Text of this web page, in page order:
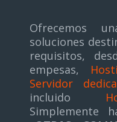
Ofrecemos
soluciones
requisitos,
empesas,
Servidor
incluido
Simplemente